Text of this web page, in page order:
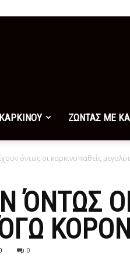
ΖΩΝΤΑΣ ΜΕ
όντως οι καρκινοπαθείς
ΌΝΤΩΣ
0